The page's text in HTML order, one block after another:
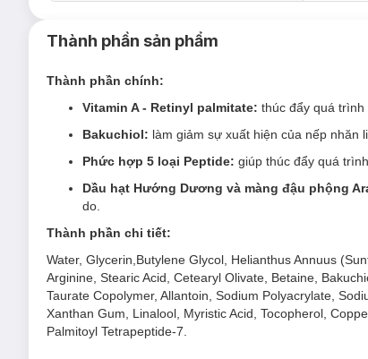
Thành phần sản phẩm
Thành phần chính:
Vitamin A - Retinyl palmitate: thúc đẩy quá trình
Bakuchiol: làm giảm sự xuất hiện của nếp nhăn
Phức hợp 5 loại Peptide: giúp thúc đẩy quá
Dầu hạt Hướng Dương và màng đậu phộng
do.
Thành phần chi tiết:
Water, Glycerin,Butylene Glycol, Helianthus Annuus
Arginine, Stearic Acid, Cetearyl Olivate, Betaine,
Taurate Copolymer, Allantoin, Sodium Polyacrylate,
Xanthan Gum, Linalool, Myristic Acid, Tocopherol,
Palmitoyl Tetrapeptide-7.